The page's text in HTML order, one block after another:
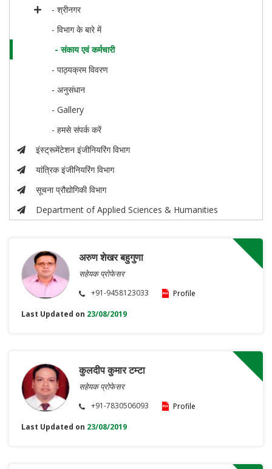
- श्रीनगर
- विभाग के बारे में
- संकाय एवं कर्मचारी
- पाठ्यक्रम विवरण
- अनुसंधान
- Gallery
- हमसे संपर्क करें
इंस्ट्रूमेंटेशन इंजीनियरिंग विभाग
यांत्रिक इंजीनियरिंग विभाग
सूचना प्रौद्योगिकी विभाग
Department of Applied Sciences & Humanities
अरुण शेखर बहुगुणा
सहेयक प्रोफेसर
+91-9458123033
Profile
Last Updated on 23/08/2019
कुलदीप कुमार टम्टा
सहेयक प्रोफेसर
+91-7830506093
Profile
Last Updated on 23/08/2019